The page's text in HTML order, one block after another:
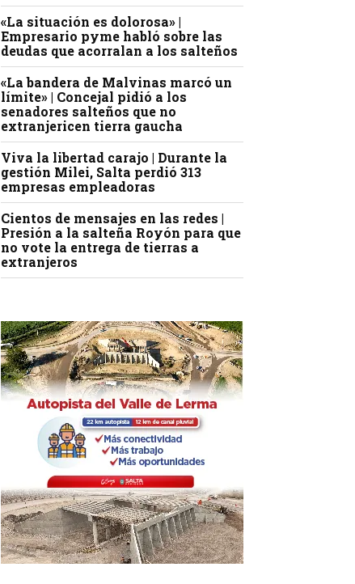
«La situación es dolorosa» |
Empresario pyme habló sobre las
deudas que acorralan a los salteños
«La bandera de Malvinas marcó un
límite» | Concejal pidió a los
senadores salteños que no
extranjericen tierra gaucha
Viva la libertad carajo | Durante la
gestión Milei, Salta perdió 313
empresas empleadoras
Cientos de mensajes en las redes |
Presión a la salteña Royón para que
no vote la entrega de tierras a
extranjeros